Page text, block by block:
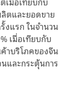
ตและยอดขาย
แรก ในจำนวน
เมื่อเทียบกับ
าบริโภคของจีน
และกระตุ้นการ